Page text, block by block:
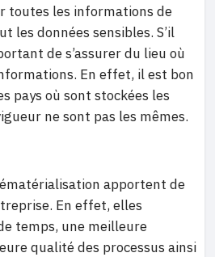
toutes les informations de
les données sensibles. S’il
de s’assurer du lieu où
En effet, il est bon
pays où sont stockées les
ne sont pas les mêmes.
apportent de
En effet, elles
temps, une meilleure
qualité des processus ainsi